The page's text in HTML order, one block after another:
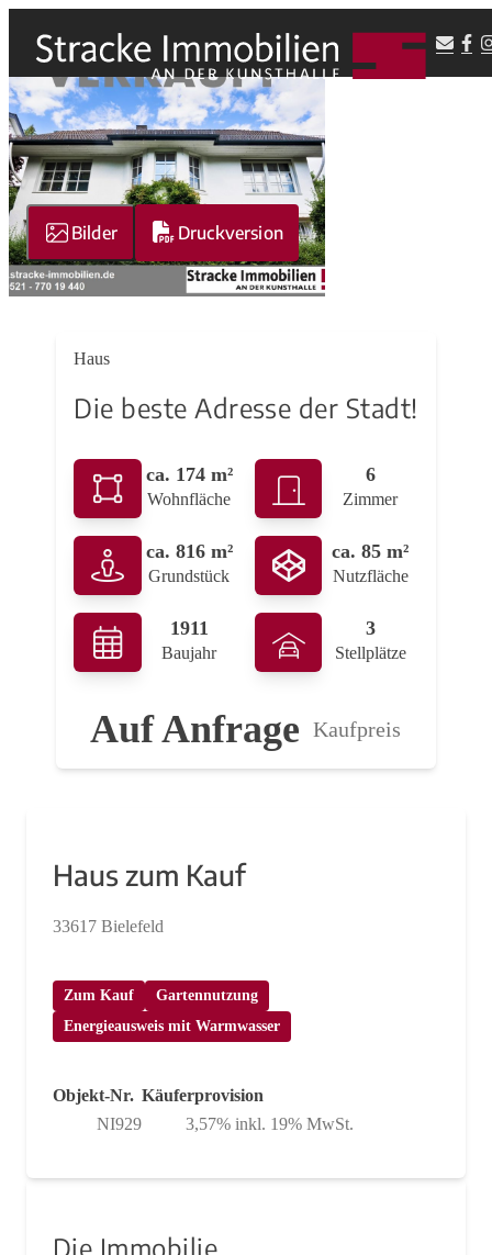
Bilder Druckversion
Haus
Die beste Adresse der Stadt!
ca. 174 m²
Wohnfläche
6
Zimmer
ca. 816 m²
Grundstück
ca. 85 m²
Nutzfläche
1911
Baujahr
3
Stellplätze
Auf Anfrage Kaufpreis
Haus zum Kauf
33617 Bielefeld
Zum Kauf
Gartennutzung
Energieausweis mit Warmwasser
Objekt-Nr.
NI929
Käuferprovision
3,57% inkl. 19% MwSt.
Die Immobilie